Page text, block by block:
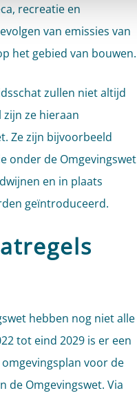
recreatie en
van emissies van
het gebied van bouwen.
zullen niet altijd
ze hieraan
Ze zijn bijvoorbeeld
onder de Omgevingswet
en in plaats
geïntroduceerd.
hebben nog niet alle
tot eind 2029 is er een
voor de
de Omgevingswet. Via